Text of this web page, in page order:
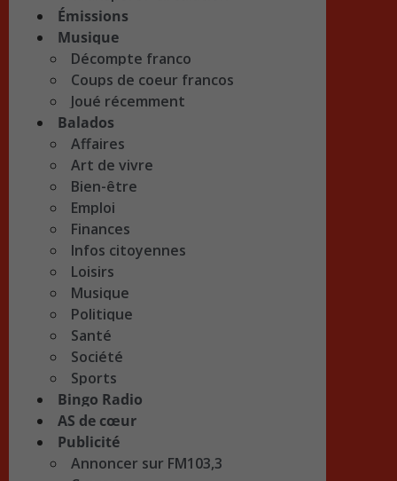
Émissions
Musique
Décompte franco
Coups de coeur francos
Joué récemment
Balados
Affaires
Art de vivre
Bien-être
Emploi
Finances
Infos citoyennes
Loisirs
Musique
Politique
Santé
Société
Sports
Bingo Radio
AS de cœur
Publicité
Annoncer sur FM103,3